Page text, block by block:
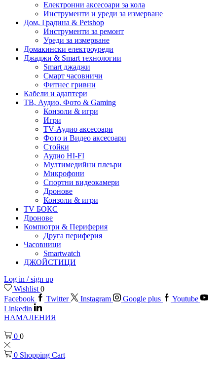
Електронни аксесоари за кола
Инструменти и уреди за измерване
Дом, Градина & Petshop
Инструменти за ремонт
Уреди за измерване
Домакински електроуреди
Джаджи & Smart технологии
Smart джаджи
Смарт часовничи
Фитнес гривни
Кабели и адаптери
ТВ, Аудио, Фото & Gaming
Конзоли & игри
Игри
TV-Аудио аксесоари
Фото и Видео аксесоари
Стойки
Аудио HI-FI
Мултимедийни плеъри
Микрофони
Спортни видеокамери
Дронове
Конзоли & игри
TV БОКС
Дронове
Компютри & Периферия
Друга периферия
Часовници
Smartwatch
ДЖОЙСТИЦИ
Log in / sign up
Wishlist 0
Facebook
Twitter Instagram Google plus
Youtube
Linkedin
НАМАЛЕНИЯ
0 0
0 Shopping Cart